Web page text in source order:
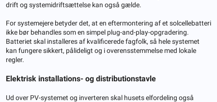
drift og systemidriftsættelse kan også gælde.
For systemejere betyder det, at en eftermontering af et solcellebatteri
ikke bør behandles som en simpel plug-and-play-opgradering.
Batteriet skal installeres af kvalificerede fagfolk, så hele systemet
kan fungere sikkert, pålideligt og i overensstemmelse med lokale
regler.
Elektrisk installations- og distributionstavle
Ud over PV-systemet og inverteren skal husets elfordeling også